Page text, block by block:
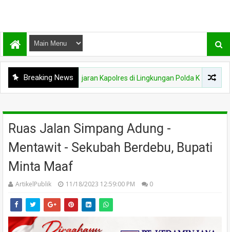
Breaking News
Pejabat dan Jajaran Kapolres di Lingkungan Polda Kalbar
Ruas Jalan Simpang Adung -
Mentawit - Sekubah Berdebu, Bupati
Minta Maaf
ArtikelPublik 11/18/2023 12:59:00 PM 0